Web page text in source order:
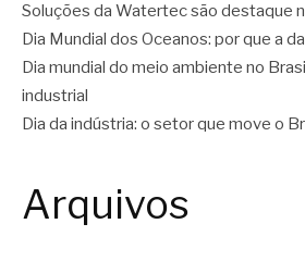
Soluções da Watertec são destaque
Dia Mundial dos Oceanos: por que a
Dia mundial do meio ambiente no
industrial
Dia da indústria: o setor que move o
Arquivos